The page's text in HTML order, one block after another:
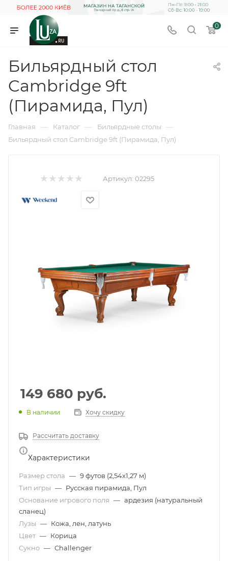
0
Бильярдный стол
Cambridge 9ft
(Пирамида, Пул)
Главная — Каталог — Бильярдные столы —
Бильярдный стол Cambridge 9ft (Пирамида, Пул)
Артикул: 02295
149 680 руб.
В наличии Хочу скидку
Рассчитать доставку
Характеристики
Размер стола — 9 футов (2,54x1,27 м)
Тип игры — Русская пирамида, Пул
Основание игрового поля — ардезия (натуральный
сланец)
Лузы — Кожа, лен, латунь
Цвет — Корица
Сукно — Challenger